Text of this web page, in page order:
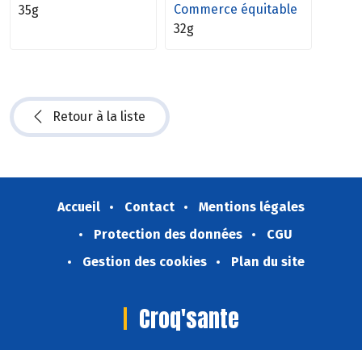
35g
Commerce équitable
32g
Retour à la liste
Accueil Contact
Mentions légales
Protection des données
CGU
Gestion des cookies
Plan du site
Croq'sante